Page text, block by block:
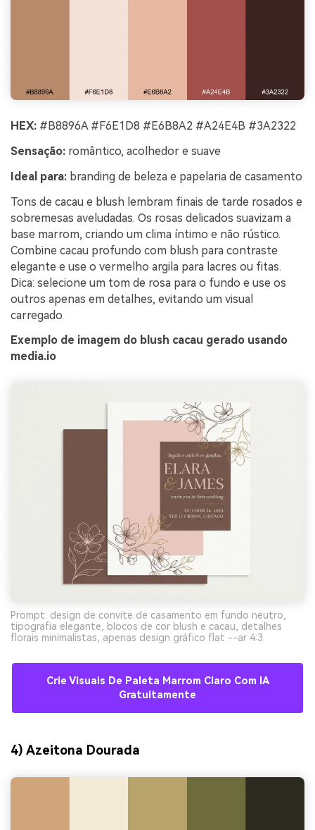
HEX: #B8896A #F6E1D8 #E6B8A2 #A24E4B #3A2322
Sensação: romântico, acolhedor e suave
Ideal para: branding de beleza e papelaria de casamento
Tons de cacau e blush lembram finais de tarde rosados e
sobremesas aveludadas. Os rosas delicados suavizam a
base marrom, criando um clima íntimo e não rústico.
Combine cacau profundo com blush para contraste
elegante e use o vermelho argila para lacres ou fitas.
Dica: selecione um tom de rosa para o fundo e use os
outros apenas em detalhes, evitando um visual
carregado.
Exemplo de imagem do blush cacau gerado usando
media.io
Prompt: design de convite de casamento em fundo neutro,
tipografia elegante, blocos de cor blush e cacau, detalhes
florais minimalistas, apenas design gráfico flat --ar 4:3
Crie Visuais De Paleta Marrom Claro Com IA
Gratuitamente
4) Azeitona Dourada